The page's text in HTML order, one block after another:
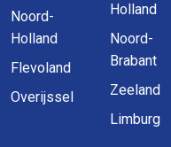
Noord-
Holland
Flevoland
Overijssel
Holland
Noord-
Brabant
Zeeland
Limburg